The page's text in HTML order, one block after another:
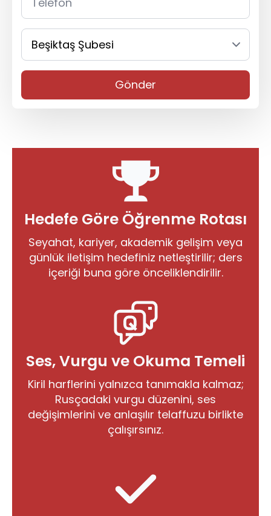
Gönder
Hedefe Göre Öğrenme Rotası
Seyahat, kariyer, akademik gelişim veya
günlük iletişim hedefiniz netleştirilir; ders
içeriği buna göre önceliklendirilir.
Ses, Vurgu ve Okuma Temeli
Kiril harflerini yalnızca tanımakla kalmaz;
Rusçadaki vurgu düzenini, ses
değişimlerini ve anlaşılır telaffuzu birlikte
çalışırsınız.